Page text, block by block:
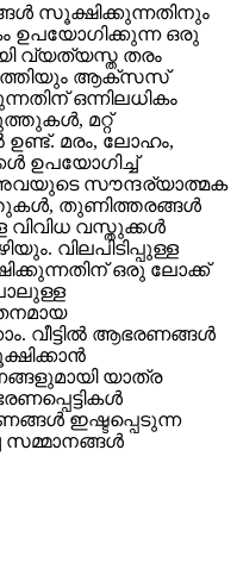
സൂക്ഷിക്കുന്നതിനും
ഉപയോഗിക്കുന്ന ഒരു
വ്യത്യസ്ത തരം
ആക്‌സസ്
ഒന്നിലധികം
മറ്റ്
മരം, ലോഹം,
ഉപയോഗിച്ച്
അവയുടെ സൗന്ദര്യാത്മക
തുണിത്തരങ്ങൾ
വസ്തുക്കൾ
വിലപിടിപ്പുള്ള
ഒരു ലോക്ക്
വീട്ടിൽ ആഭരണങ്ങൾ
യാത്ര
ഇഷ്ടപ്പെടുന്ന
സമ്മാനങ്ങൾ